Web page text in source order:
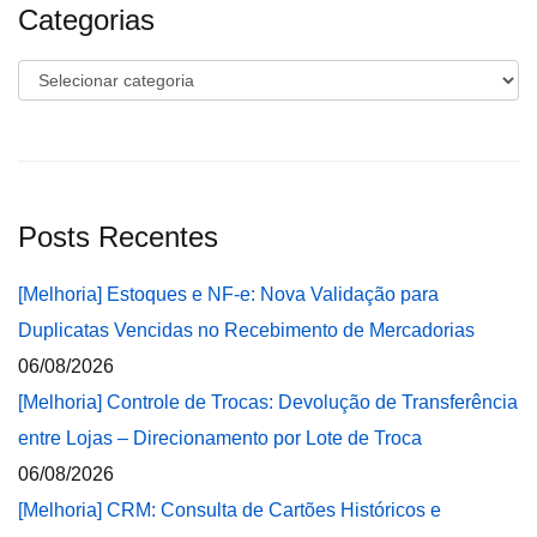
Categorias
Categorias
Posts Recentes
[Melhoria] Estoques e NF-e: Nova Validação para
Duplicatas Vencidas no Recebimento de Mercadorias
06/08/2026
[Melhoria] Controle de Trocas: Devolução de Transferência
entre Lojas – Direcionamento por Lote de Troca
06/08/2026
[Melhoria] CRM: Consulta de Cartões Históricos e